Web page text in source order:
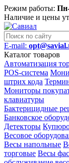
Режим работы:
Наличие и цены
E-mail:
Каталог товаров
Автоматизация
POS-система
штрих кода
Мониторы
клавиатуры
Бактерицидные
Банковское
Детекторы
Весовое
Весы напольные
торговые Весы